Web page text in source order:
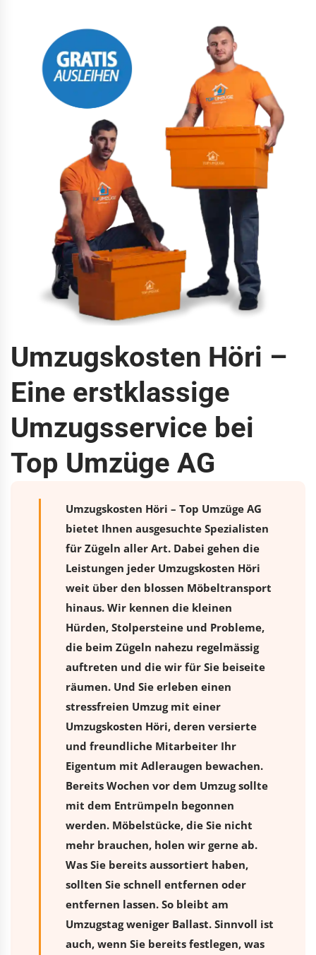
Umzugskosten Höri –
Eine erstklassige
Umzugsservice bei
Top Umzüge AG
Umzugskosten Höri – Top Umzüge AG
bietet Ihnen ausgesuchte Spezialisten
für Zügeln aller Art. Dabei gehen die
Leistungen jeder Umzugskosten Höri
weit über den blossen Möbeltransport
hinaus. Wir kennen die kleinen
Hürden, Stolpersteine und Probleme,
die beim Zügeln nahezu regelmässig
auftreten und die wir für Sie beiseite
räumen. Und Sie erleben einen
stressfreien Umzugmit einer
Umzugskosten Höri, deren versierte
und freundliche Mitarbeiter Ihr
Eigentum mit Adleraugen bewachen.
Bereits Wochen vor dem Umzug sollte
mit dem Entrümpeln begonnen
werden. Möbelstücke, die Sie nicht
mehr brauchen, holen wir gerne ab.
Was Sie bereits aussortiert haben,
sollten Sie schnell entfernen oder
entfernen lassen. So bleibt am
Umzugstag weniger Ballast. Sinnvoll ist
auch, wenn Sie bereits festlegen, was